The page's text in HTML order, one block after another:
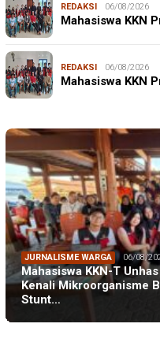
REDAKSI 06/08/2026
Mahasiswa KKN
REDAKSI 06/08/2026
Mahasiswa KKN
JURNALISME WARGA 06/08/
Mahasiswa KKN-T
Kenali Mikroorganisme
Stunt…